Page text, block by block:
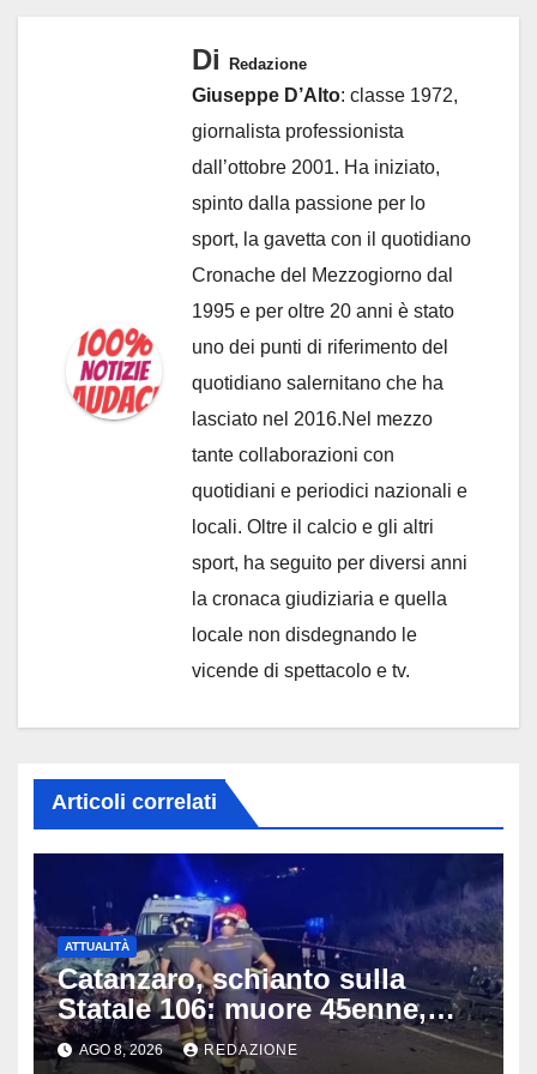
Di Redazione
Giuseppe D’Alto: classe 1972,
giornalista professionista
dall’ottobre 2001. Ha iniziato,
spinto dalla passione per lo
sport, la gavetta con il quotidiano
Cronache del Mezzogiorno dal
1995 e per oltre 20 anni è stato
uno dei punti di riferimento del
quotidiano salernitano che ha
lasciato nel 2016.Nel mezzo
tante collaborazioni con
quotidiani e periodici nazionali e
locali. Oltre il calcio e gli altri
sport, ha seguito per diversi anni
la cronaca giudiziaria e quella
locale non disdegnando le
vicende di spettacolo e tv.
Articoli correlati
ATTUALITÀ
Catanzaro, schianto sulla
Statale 106: muore 45enne,
coinvolti un’auto, un suv e
AGO 8, 2026 REDAZIONE